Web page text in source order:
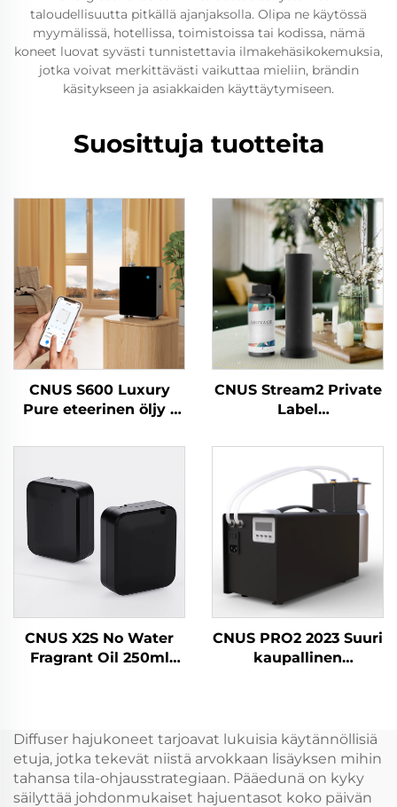
taloudellisuutta pitkällä ajanjaksolla. Olipa ne käytössä
myymälissä, hotellissa, toimistoissa tai kodissa, nämä
koneet luovat syvästi tunnistettavia ilmakehäsikokemuksia,
jotka voivat merkittävästi vaikuttaa mieliin, brändin
käsitykseen ja asiakkaiden käyttäytymiseen.
Suosittuja tuotteita
CNUS S600 Luxury
Pure eteerinen öljy -
Logo -aromidiffuusori
sähköinen
ilmanraikastin
CNUS Stream2 Private
Label
150 ml Flora Scent Oil
Cold Mist Wireless
Smart WIFI Control
Aroma diffuusori
CNUS X2S No Water
Fragrant Oil 250ml
Ilmanraikastin
Aromihajotin
CNUS PRO2 2023 Suuri
kaupallinen
öljynraikastinlaite
Diffuser hajukoneet tarjoavat lukuisia käytännöllisiä
etuja, jotka tekevät niistä arvokkaan lisäyksen mihin
tahansa tila-ohjausstrategiaan. Pääedunä on kyky
säilyttää johdonmukaiset hajuentasot koko päivän